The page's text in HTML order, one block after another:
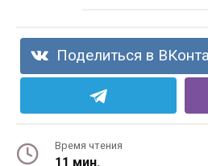
Поделиться в
Время чтения
11 мин.